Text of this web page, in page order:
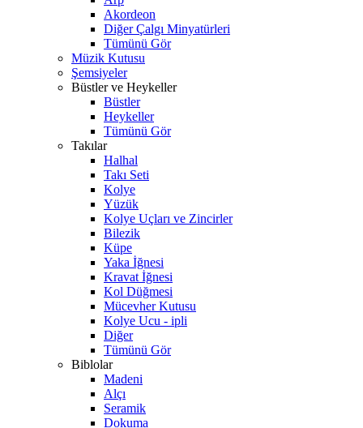
Akordeon
Diğer Çalgı Minyatürleri
Tümünü Gör
Müzik Kutusu
Şemsiyeler
Büstler ve Heykeller
Büstler
Heykeller
Tümünü Gör
Takılar
Halhal
Takı Seti
Kolye
Yüzük
Kolye Uçları ve Zincirler
Bilezik
Küpe
Yaka İğnesi
Kravat İğnesi
Kol Düğmesi
Mücevher Kutusu
Kolye Ucu - ipli
Diğer
Tümünü Gör
Biblolar
Madeni
Alçı
Seramik
Dokuma